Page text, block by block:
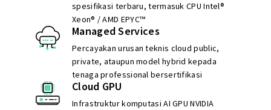
spesifikasi terbaru, termasuk CPU Intel®
Xeon® / AMD EPYC™
Managed Services
Percayakan urusan teknis cloud public,
private, ataupun model hybrid kepada
tenaga professional bersertifikasi
Cloud GPU
Infrastruktur komputasi AI GPU NVIDIA